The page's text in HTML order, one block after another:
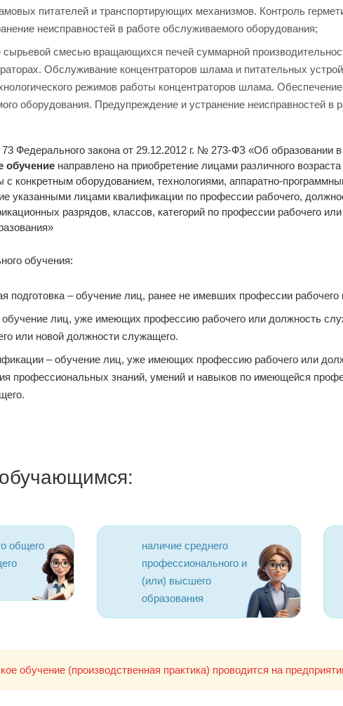
питателей и транспортирующих механизмов. Контроль
неисправностей в работе обслуживаемого оборудования;
сырьевой смесью вращающихся печей суммарной
Обслуживание концентраторов шлама и питательных
режимов работы концентраторов шлама.
оборудования. Предупреждение и устранение неисправностей в
73 Федерального закона от 29.12.2012 г. № 273-ФЗ «Об образовании
обучение направлено на приобретение лицами различного
с конкретным оборудованием, технологиями, аппаратно-
указанными лицами квалификации по профессии рабочего,
разрядов, классов, категорий по профессии рабочего
обучения:
подготовка – обучение лиц, ранее не имевших профессии
обучение лиц, уже имеющих профессию рабочего или должность
или новой должности служащего.
– обучение лиц, уже имеющих профессию рабочего или
профессиональных знаний, умений и навыков по имеющейся
общего
наличие среднего
профессионального и
(или) высшего
образования
обучение (производственная практика) проводится на